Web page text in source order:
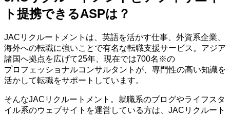
ト提携できるASPは？
JACリクルートメントは、英語を活かす仕事、外資系企業、
海外への転職に強いことで有名な転職支援サービス。アジア
諸国へ拠点を広げて25年、現在では700名※の
プロフェッショナルコンサルタントが、専門性の高い知識を
活かして転職をサポートしています。
そんなJACリクルートメント。就職系のブログやライフスタ
イル系のウェブサイトを運営している方は、JACリクルート